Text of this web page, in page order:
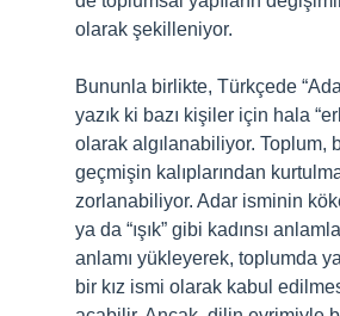
olarak şekilleniyor.
Bununla birlikte, Türkçede
yazık ki bazı kişiler için hala
olarak algılanabiliyor. Toplum,
geçmişin kalıplarından
zorlanabiliyor. Adar isminin
ya da “ışık” gibi kadınsı
anlamı yükleyerek, toplumda
bir kız ismi olarak kabul